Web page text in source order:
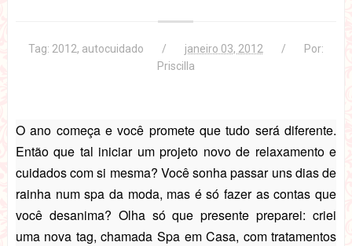
Tag: 2012, autocuidado janeiro 03, 2012
Por:
Priscilla
O ano começa e você promete que tudo será diferente.
Então que tal iniciar um projeto novo de relaxamento e
cuidados com si mesma? Você sonha passar uns dias de
rainha num spa da moda, mas é só fazer as contas que
você desanima? Olha só que presente preparei: criei
uma nova tag, chamada Spa em Casa, com tratamentos